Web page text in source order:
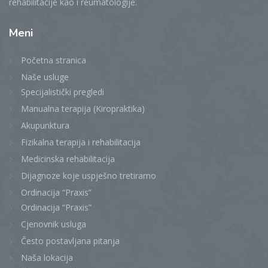
Meni
Početna stranica
Naše usluge
Specijalistički pregledi
Manualna terapija (Kiropraktika)
Akupunktura
Fizikalna terapija i rehabilitacija
Medicinska rehabilitacija
Dijagnoze koje uspješno tretiramo
Ordinacija “Praxis”
Ordinacija “Praxis”
Cjenovnik usluga
Često postavljana pitanja
Naša lokacija